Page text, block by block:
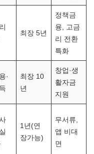
최장 5년
정책금
융, 고금
리 전환
특화
·
최장 10
년
창업·생
활자금
지원
1년(연
장가능)
무서류,
앱 비대
면